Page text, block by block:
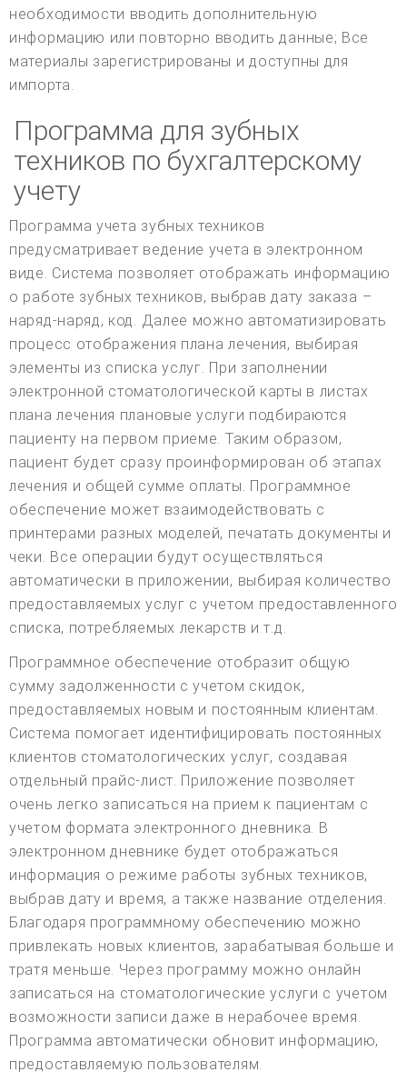
необходимости вводить дополнительную
информацию или повторно вводить данные; Все
материалы зарегистрированы и доступны для
импорта.
Программа для зубных
техников по бухгалтерскому
учету
Программа учета зубных техников
предусматривает ведение учета в электронном
виде. Система позволяет отображать информацию
о работе зубных техников, выбрав дату заказа –
наряд-наряд, код. Далее можно автоматизировать
процесс отображения плана лечения, выбирая
элементы из списка услуг. При заполнении
электронной стоматологической карты в листах
плана лечения плановые услуги подбираются
пациенту на первом приеме. Таким образом,
пациент будет сразу проинформирован об этапах
лечения и общей сумме оплаты. Программное
обеспечение может взаимодействовать с
принтерами разных моделей, печатать документы и
чеки. Все операции будут осуществляться
автоматически в приложении, выбирая количество
предоставляемых услуг с учетом предоставленного
списка, потребляемых лекарств и т.д.
Программное обеспечение отобразит общую
сумму задолженности с учетом скидок,
предоставляемых новым и постоянным клиентам.
Система помогает идентифицировать постоянных
клиентов стоматологических услуг, создавая
отдельный прайс-лист. Приложение позволяет
очень легко записаться на прием к пациентам с
учетом формата электронного дневника. В
электронном дневнике будет отображаться
информация о режиме работы зубных техников,
выбрав дату и время, а также название отделения.
Благодаря программному обеспечению можно
привлекать новых клиентов, зарабатывая больше и
тратя меньше. Через программу можно онлайн
записаться на стоматологические услуги с учетом
возможности записи даже в нерабочее время.
Программа автоматически обновит информацию,
предоставляемую пользователям.